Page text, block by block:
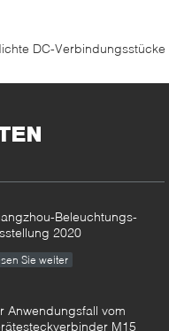
DC-Verbindungsstücke
Beleuchtungs-
2020
Sie weiter
Anwendungsfall vom
M15